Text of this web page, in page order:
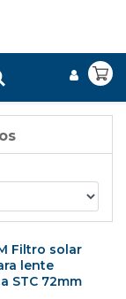
Filtro solar
lente
STC 72mm